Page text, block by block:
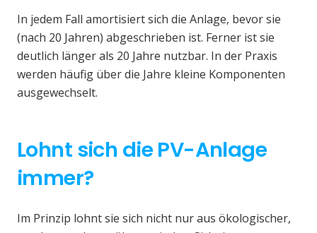
In jedem Fall amortisiert sich die Anlage, bevor sie
(nach 20 Jahren) abgeschrieben ist. Ferner ist sie
deutlich länger als 20 Jahre nutzbar. In der Praxis
werden häufig über die Jahre kleine Komponenten
ausgewechselt.
Lohnt sich die PV-Anlage
immer?
Im Prinzip lohnt sie sich nicht nur aus ökologischer,